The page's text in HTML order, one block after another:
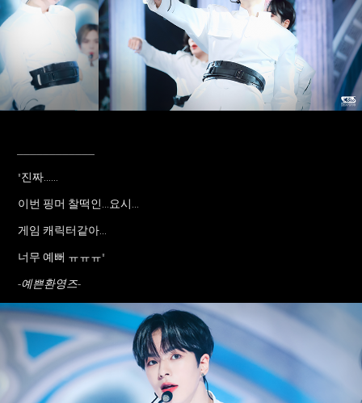
"진짜......
이번 핑머 찰떡인...요시...
게임 캐릭터같아...
너무 예뻐 ㅠㅠㅠ"
-예쁜환영즈-